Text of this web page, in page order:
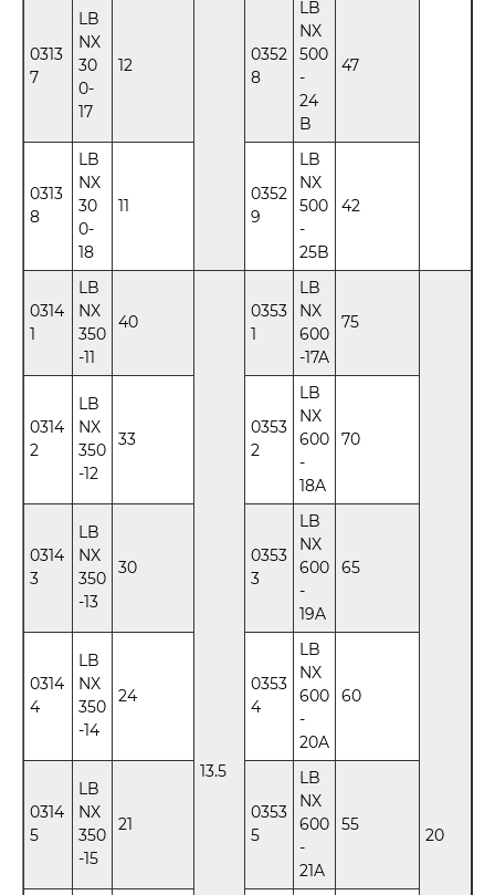
0313
7
LB
NX
30
0-
17
12
0352
8
LB
NX
500
-
24
B
47
0313
8
LB
NX
30
0-
18
11
0352
9
LB
NX
500
-
25B
42
0314
1
LB
NX
350
-11
40
13.5
0353
1
LB
NX
600
-17A
75
20
0314
2
LB
NX
350
-12
33
0353
2
LB
NX
600
-
18A
70
0314
3
LB
NX
350
-13
30
0353
3
LB
NX
600
-
19A
65
0314
4
LB
NX
350
-14
24
0353
4
LB
NX
600
-
20A
60
0314
5
LB
NX
350
-15
21
0353
5
LB
NX
600
-
21A
55